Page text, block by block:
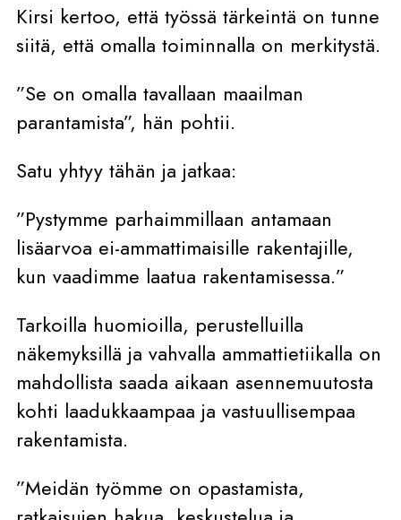
Kirsi kertoo, että työssä tärkeintä on tunne
siitä, että omalla toiminnalla on merkitystä.
”Se on omalla tavallaan maailman
parantamista”, hän pohtii.
Satu yhtyy tähän ja jatkaa:
”Pystymme parhaimmillaan antamaan
lisäarvoa ei-ammattimaisille rakentajille,
kun vaadimme laatua rakentamisessa.”
Tarkoilla huomioilla, perustelluilla
näkemyksillä ja vahvalla ammattietiikalla on
mahdollista saada aikaan asennemuutosta
kohti laadukkaampaa ja vastuullisempaa
rakentamista.
”Meidän työmme on opastamista,